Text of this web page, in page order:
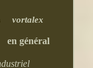
vortalex
en général